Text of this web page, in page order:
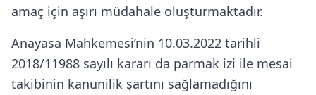
amaç için aşırı müdahale oluşturmaktadır.
Anayasa Mahkemesi’nin 10.03.2022 tarihli
2018/11988 sayılı kararı da parmak izi ile mesai
takibinin kanunilik şartını sağlamadığını